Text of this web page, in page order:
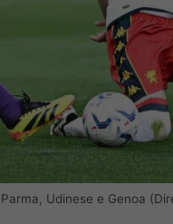
Udinese e Genoa